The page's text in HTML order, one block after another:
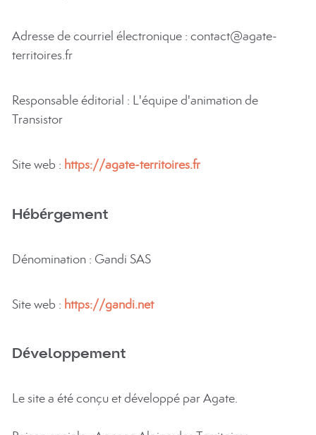
Adresse de courriel électronique : contact@agate-
territoires.fr
Responsable éditorial : L'équipe d'animation de
Transistor
Site web : https://agate-territoires.fr
Hébérgement
Dénomination : Gandi SAS
Site web : https://gandi.net
Développement
Le site a été conçu et développé par Agate.